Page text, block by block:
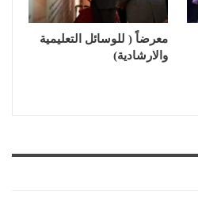
معرضاً ( للوسائل التعليمية
والارشادية)